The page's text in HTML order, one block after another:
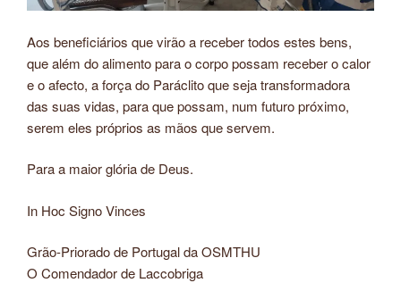
Aos beneficiários que virão a receber todos estes bens,
que além do alimento para o corpo possam receber o calor
e o afecto, a força do Paráclito que seja transformadora
das suas vidas, para que possam, num futuro próximo,
serem eles próprios as mãos que servem.
Para a maior glória de Deus.
In Hoc Signo Vinces
Grão-Priorado de Portugal da OSMTHU
O Comendador de Laccobriga